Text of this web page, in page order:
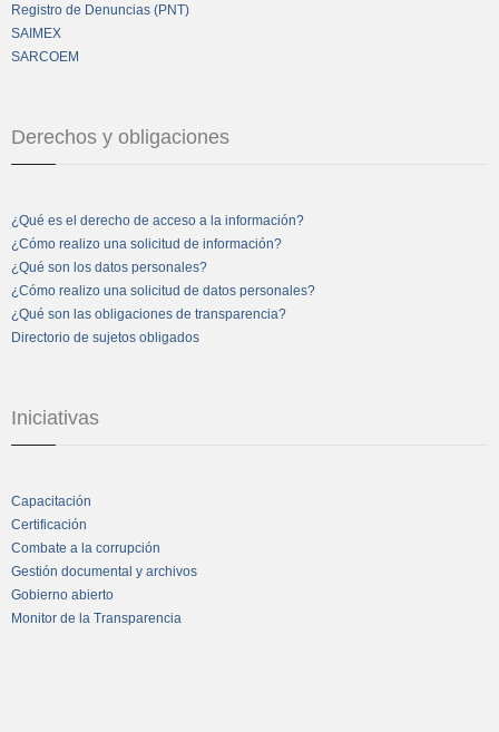
Registro de Denuncias (PNT)
SAIMEX
SARCOEM
Derechos y obligaciones
¿Qué es el derecho de acceso a la información?
¿Cómo realizo una solicitud de información?
¿Qué son los datos personales?
¿Cómo realizo una solicitud de datos personales?
¿Qué son las obligaciones de transparencia?
Directorio de sujetos obligados
Iniciativas
Capacitación
Certificación
Combate a la corrupción
Gestión documental y archivos
Gobierno abierto
Monitor de la Transparencia